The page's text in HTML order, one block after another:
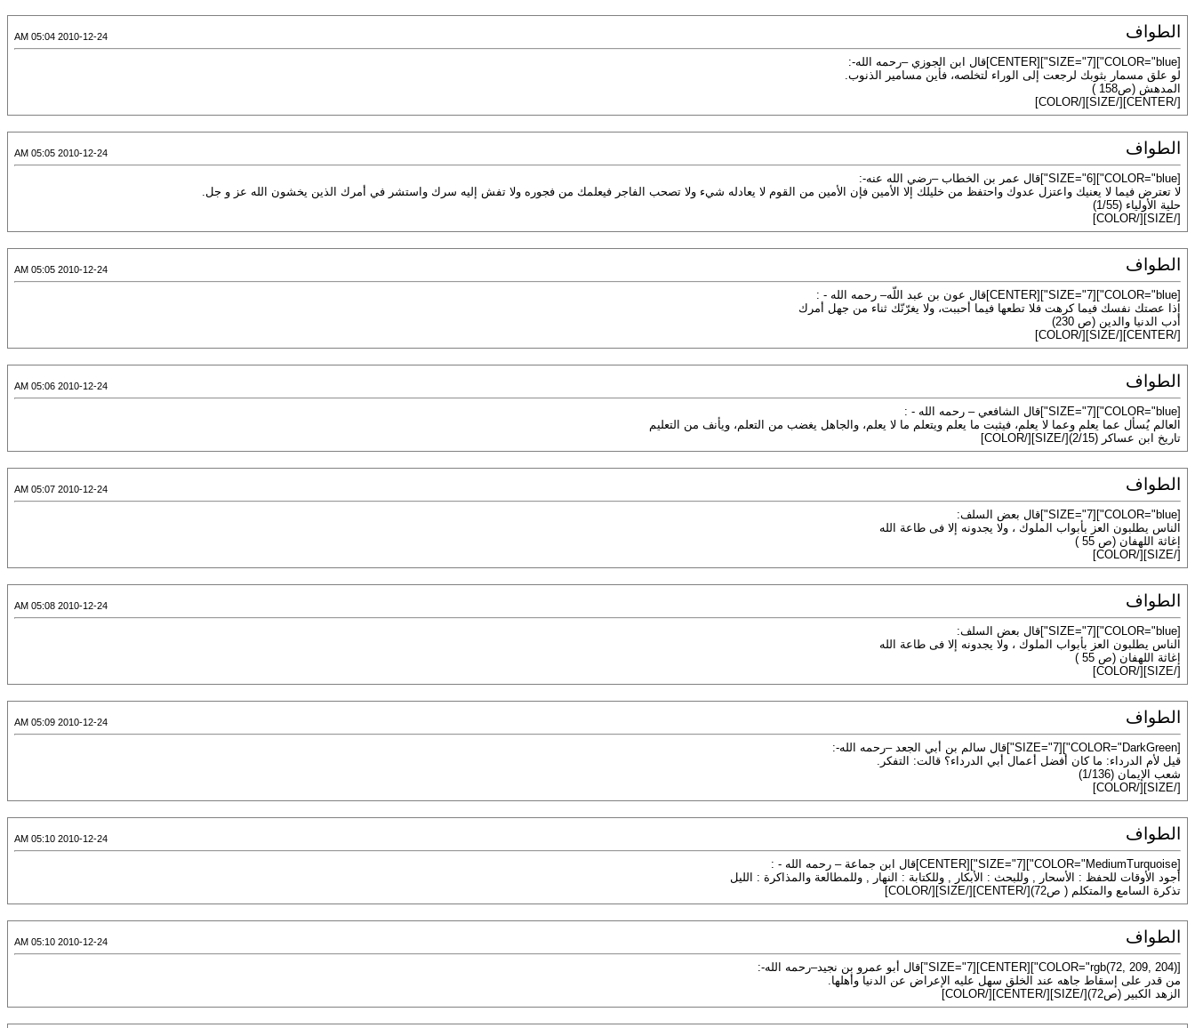
الطواف 2010-12-24 05:04 AM
[COLOR="blue"][SIZE="7"][CENTER]قال ابن الجوزي –رحمه الله-:
لو علق مسمار بثوبك لرجعت إلى الوراء لتخلصه، فأين مسامير الذنوب.
المدهش (ص158 )
[/CENTER][/SIZE][/COLOR]
الطواف 2010-12-24 05:05 AM
[COLOR="blue"][SIZE="6"]قال عمر بن الخطاب –رضي الله عنه-:
لا تعترض فيما لا يعنيك واعتزل عدوك واحتفظ من خليلك إلا الأمين فإن الأمين من القوم لا يعادله شيء ولا تصحب الفاجر فيعلمك من فجوره ولا تفش إليه سرك واستشر في أمرك الذين يخشون الله عز و جل.
حلية الأولياء (1/55)
[/SIZE][/COLOR]
الطواف 2010-12-24 05:05 AM
[COLOR="blue"][SIZE="7"][CENTER]قال عون بن عبد اللّه– رحمه الله - :
إذا عصتك نفسك فيما كرهت فلا تطعها فيما أحببت، ولا يغرّنّك ثناء من جهل أمرك
أدب الدنيا والدين (ص 230)
[/CENTER][/SIZE][/COLOR]
الطواف 2010-12-24 05:06 AM
[COLOR="blue"][SIZE="7"]قال الشافعي – رحمه الله - :
العالم يُسأل عما يعلم وعما لا يعلم، فيثبت ما يعلم ويتعلم ما لا يعلم، والجاهل يغضب من التعلم، ويأنف من التعليم
تاريخ ابن عساكر (2/15)[/SIZE][/COLOR]
الطواف 2010-12-24 05:07 AM
[COLOR="blue"][SIZE="7"]قال بعض السلف:
الناس يطلبون العز بأبواب الملوك ، ولا يجدونه إلا فى طاعة الله
إغاثة اللهفان (ص 55 )
[/SIZE][/COLOR]
الطواف 2010-12-24 05:08 AM
[COLOR="blue"][SIZE="7"]قال بعض السلف:
الناس يطلبون العز بأبواب الملوك ، ولا يجدونه إلا فى طاعة الله
إغاثة اللهفان (ص 55 )
[/SIZE][/COLOR]
الطواف 2010-12-24 05:09 AM
[COLOR="DarkGreen"][SIZE="7"]قال سالم بن أبي الجعد –رحمه الله-:
قيل لأم الدرداء: ما كان أفضل أعمال أبي الدرداء؟ قالت: التفكر.
شعب الإيمان (1/136)
[/SIZE][/COLOR]
الطواف 2010-12-24 05:10 AM
[COLOR="MediumTurquoise"][SIZE="7"][CENTER]قال ابن جماعة – رحمه الله - :
أجود الأوقات للحفظ : الأسحار , وللبحث : الأبكار , وللكتابة : النهار , وللمطالعة والمذاكرة : الليل
تذكرة السامع والمتكلم ( ص72)[/CENTER][/SIZE][/COLOR]
الطواف 2010-12-24 05:10 AM
[COLOR="rgb(72, 209, 204)"][CENTER][SIZE="7"]قال أبو عمرو بن نجيد–رحمه الله-:
من قدر على إسقاط جاهه عند الخلق سهل عليه الإعراض عن الدنيا وأهلها.
الزهد الكبير (ص72)[/SIZE][/CENTER][/COLOR]